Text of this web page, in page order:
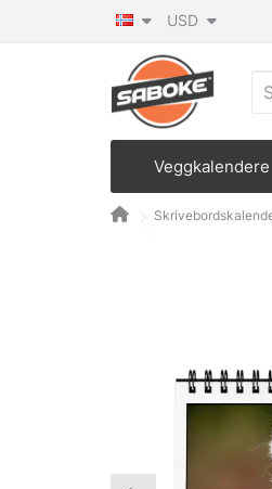
USD
Veggkalendere